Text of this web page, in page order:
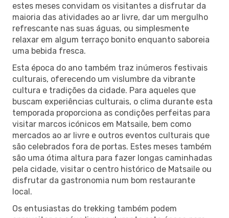
estes meses convidam os visitantes a disfrutar da
maioria das atividades ao ar livre, dar um mergulho
refrescante nas suas águas, ou simplesmente
relaxar em algum terraço bonito enquanto saboreia
uma bebida fresca.
Esta época do ano também traz inúmeros festivais
culturais, oferecendo um vislumbre da vibrante
cultura e tradições da cidade. Para aqueles que
buscam experiências culturais, o clima durante esta
temporada proporciona as condições perfeitas para
visitar marcos icónicos em Matsaile, bem como
mercados ao ar livre e outros eventos culturais que
são celebrados fora de portas. Estes meses também
são uma ótima altura para fazer longas caminhadas
pela cidade, visitar o centro histórico de Matsaile ou
disfrutar da gastronomia num bom restaurante
local.
Os entusiastas do trekking também podem